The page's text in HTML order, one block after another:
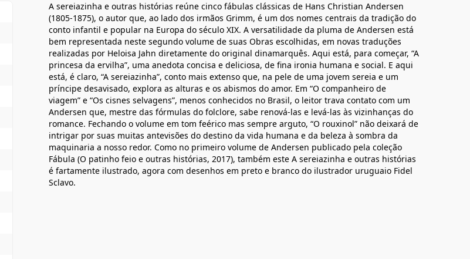
A sereiazinha e outras histórias reúne cinco fábulas clássicas de Hans Christian Andersen
(1805-1875), o autor que, ao lado dos irmãos Grimm, é um dos nomes centrais da tradição do
conto infantil e popular na Europa do século XIX. A versatilidade da pluma de Andersen está
bem representada neste segundo volume de suas Obras escolhidas, em novas traduções
realizadas por Heloisa Jahn diretamente do original dinamarquês. Aqui está, para começar, “A
princesa da ervilha”, uma anedota concisa e deliciosa, de fina ironia humana e social. E aqui
está, é claro, “A sereiazinha”, conto mais extenso que, na pele de uma jovem sereia e um
príncipe desavisado, explora as alturas e os abismos do amor. Em “O companheiro de
viagem” e “Os cisnes selvagens”, menos conhecidos no Brasil, o leitor trava contato com um
Andersen que, mestre das fórmulas do folclore, sabe renová-las e levá-las às vizinhanças do
romance. Fechando o volume em tom feérico mas sempre arguto, “O rouxinol” não deixará de
intrigar por suas muitas antevisões do destino da vida humana e da beleza à sombra da
maquinaria a nosso redor. Como no primeiro volume de Andersen publicado pela coleção
Fábula (O patinho feio e outras histórias, 2017), também este A sereiazinha e outras histórias
é fartamente ilustrado, agora com desenhos em preto e branco do ilustrador uruguaio Fidel
Sclavo.